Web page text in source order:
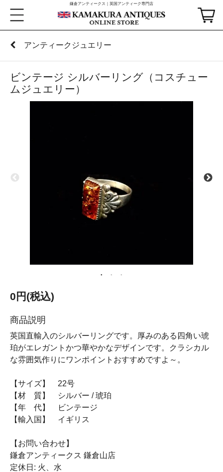
鎌倉アンティークス｜英国アンティーク専門店
アンティークジュエリー
ビンテージ シルバーリング（コスチュー
ムジュエリー）
0円(税込)
商品説明
英国直輸入のシルバーリングです。厚みのある四角い琥
珀がエレガントかつ華やかなデザインです。クラシカル
な雰囲気作りにワンポイントおすすめですよ～。
【サイズ】 22号
【材 質】 シルバー / 琥珀
【年 代】 ビンテージ
【輸入国】 イギリス
【お問い合わせ】
鎌倉アンティークス 鎌倉山店
定休日: 火、水